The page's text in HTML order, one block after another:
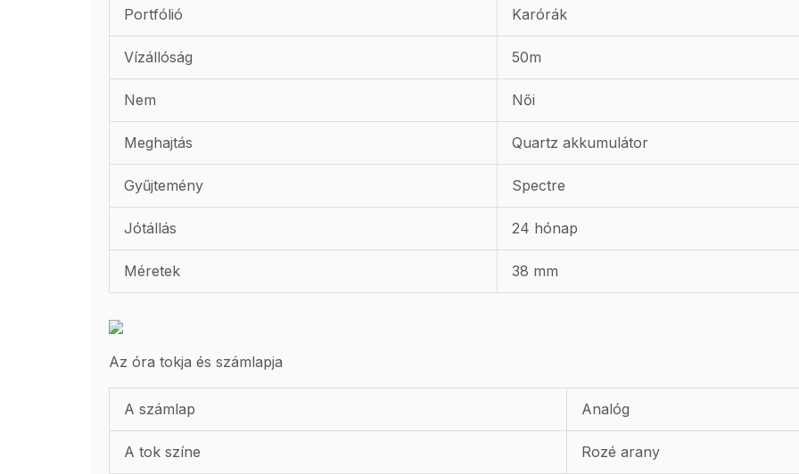
Portfólió Karórák
Vízállóság 50m
Nem Női
Meghajtás Quartz akkumulátor
Gyűjtemény Spectre
Jótállás 24 hónap
Méretek 38 mm
Az óra tokja és számlapja
A számlap Analóg
A tok színe Rozé arany